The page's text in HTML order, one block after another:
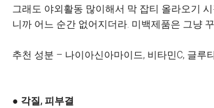
그래도 야외활동 많이해서 막 잡티 올라오기
니까 어느 순간 없어지더라. 미백제품은 그냥
추천 성분 – 나이아신아마이드, 비타민C, 글루
● 각질, 피부결